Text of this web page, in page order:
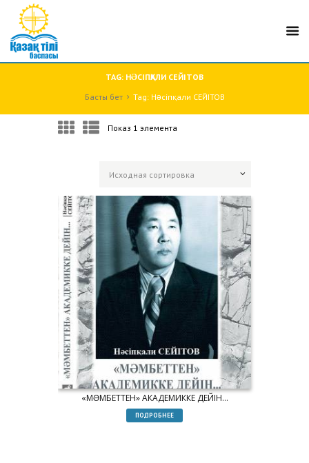
TAG: НƏСІПҚАЛИ СЕЙІТОВ
Басты бет
Tag: Нəсіпқали СЕЙІТОВ
Показ 1 элемента
«МƏМБЕТТЕН» АКАДЕМИККЕ ДЕЙІН…
ПОДРОБНЕЕ